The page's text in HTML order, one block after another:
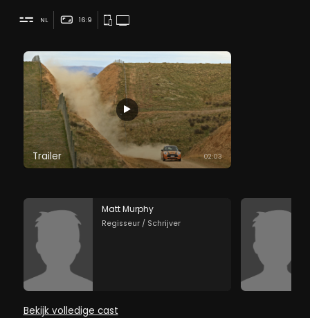
NL 16:9
Trailer 02:03
Matt Murphy
Regisseur / Schrijver
Bekijk volledige cast